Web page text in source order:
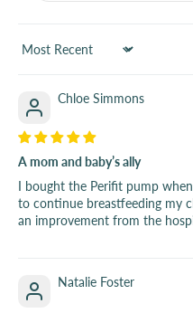
Sort by
Chloe Simmons
A mom and baby’s ally
I bought the Perifit pump
to continue breastfeeding my
an improvement from the
Natalie Foster